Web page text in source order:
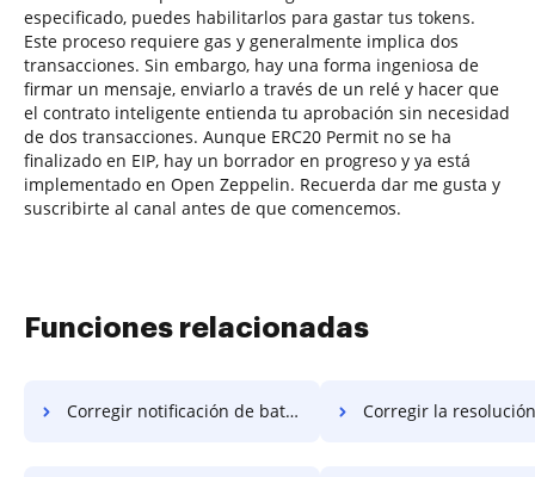
especificado, puedes habilitarlos para gastar tus tokens.
Este proceso requiere gas y generalmente implica dos
transacciones. Sin embargo, hay una forma ingeniosa de
firmar un mensaje, enviarlo a través de un relé y hacer que
el contrato inteligente entienda tu aprobación sin necesidad
de dos transacciones. Aunque ERC20 Permit no se ha
finalizado en EIP, hay un borrador en progreso y ya está
implementado en Open Zeppelin. Recuerda dar me gusta y
suscribirte al canal antes de que comencemos.
Funciones relacionadas
Corregir notificación de bates Corregir la resolución